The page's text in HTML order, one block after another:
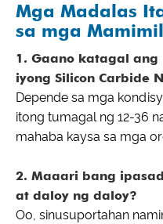
Mga Madalas
sa mga
1. Gaano katagal ang
iyong Silicon Carbide
Depende sa mga
itong tumagal ng 12-36
mahaba kaysa sa mga
2. Maaari bang
at daloy ng daloy?
Oo, sinusuportahan